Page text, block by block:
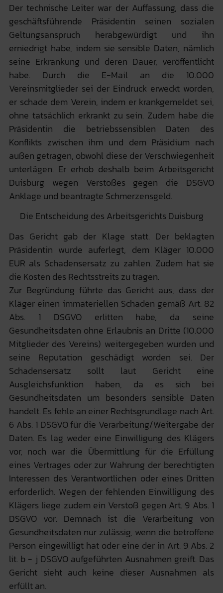
Der technische Leiter war der Auffassung, dass die
geschäftsführende Präsidentin seinen sozialen
Geltungsanspruch herabgewürdigt und ihn
erniedrigt habe, indem sie sensible Daten, nämlich
seine Erkrankung und deren Dauer, veröffentlicht
habe. Durch die E-Mail an die 10.000
Vereinsmitglieder sei der Eindruck erweckt worden,
er schade dem Verein, indem er krankgemeldet sei,
ohne tatsächlich erkrankt zu sein. Zudem habe die
Präsidentin die betriebssensiblen Daten des
Konflikts zwischen ihm und dem Präsidium nach
außen getragen, obwohl diese der Verschwiegenheit
unterlägen. Er erhob deshalb beim Arbeitsgericht
Duisburg wegen Verstoßes gegen die DSGVO
Anklage und beantragte Schmerzensgeld.
Die Entscheidung des Arbeitsgerichts Duisburg
Das Gericht gab der Klage statt. Der beklagten
Präsidentin wurde auferlegt, dem Kläger 10.000
EUR als Schadensersatz zu zahlen. Zudem hat sie
die Kosten des Rechtsstreits zu tragen.
Zur Begründung führte das Gericht aus, dass der
Kläger einen immateriellen Schaden gemäß Art. 82
Abs. 1 DSGVO erlitten habe, da seine
Gesundheitsdaten ohne Erlaubnis an Dritte (10.000
Mitglieder des Vereins) weitergegeben wurden und
seine Reputation geschädigt worden sei. Der
Schadensersatz sollt laut Gericht eine
Ausgleichsfunktion haben, da es sich bei
Gesundheitsdaten um besonders sensible Daten
handelt. Es fehle an einer Rechtsgrundlage nach Art.
6 Abs. 1 DSGVO für die Verarbeitung/Weitergabe der
Daten. Es lag weder eine Einwilligung des Klägers
vor, noch war die Übermittlung für die Erfüllung
eines Vertrages oder zur Wahrung der berechtigten
Interessen des Verantwortlichen oder eines Dritten
erforderlich. Wegen der fehlenden Einwilligung des
Klägers liege zudem ein Verstoß gegen Art. 9 Abs. 1
DSGVO vor. Demnach ist die Verarbeitung von
Gesundheitsdaten nur zulässig, wenn die betroffene
Person eingewilligt hat oder eine der in Art. 9 Abs. 2
lit. b - j DSGVO aufgeführten Ausnahmen greift. Das
Gericht sieht auch keine dieser Ausnahmen als
erfüllt an.